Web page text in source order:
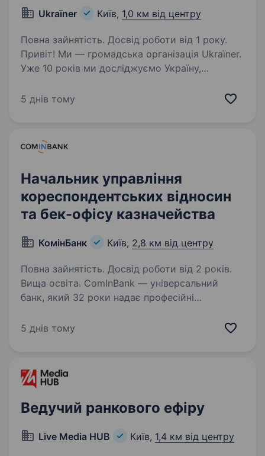
Ukraїner Київ, 1,0 км від центру
Повна зайнятість. Досвід роботи від 1 року.
Привіт! Ми — громадська організація Ukraїner.
Уже 10 років ми досліджуємо Україну,
світі, розповідаємо історію людей і спільнот,
5 днів тому
Начальник управління
кореспондентських відносин
та бек-офісу казначейства
КомінБанк Київ, 2,8 км від центру
Повна зайнятість. Досвід роботи від 2 років.
Вища освіта. ComInBank — універсальний
банк, який 32 роки надає професійні
в команду начальника управління
5 днів тому
Ведучий ранкового ефіру
Live Media HUB Київ, 1,4 км від центру